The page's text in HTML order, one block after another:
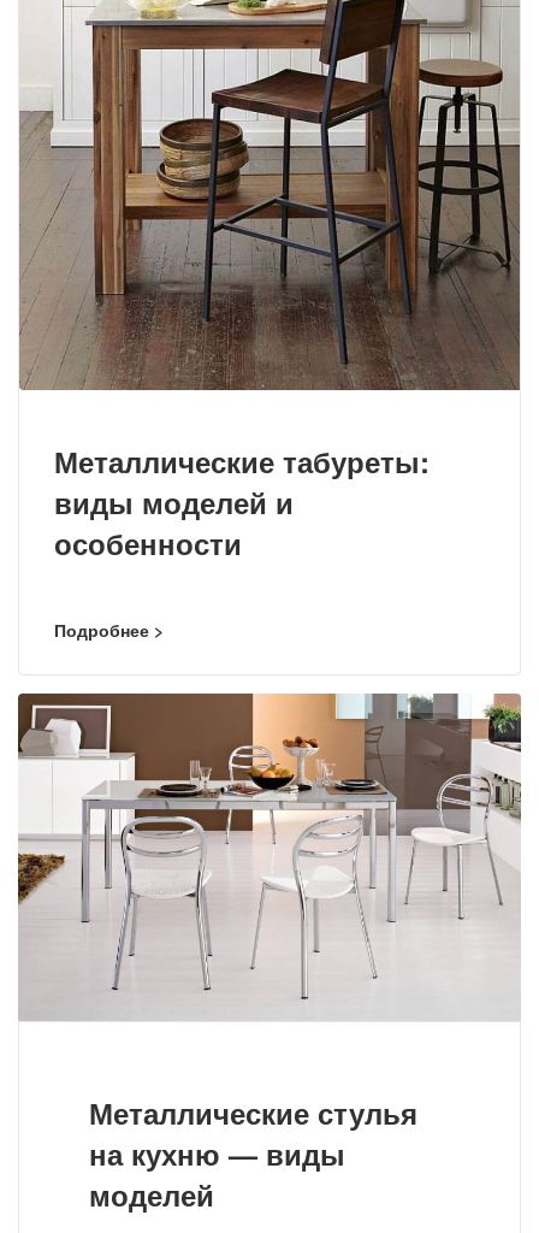
Металлические табуреты:
виды моделей и
особенности
Подробнее >
Металлические стулья
на кухню — виды
моделей